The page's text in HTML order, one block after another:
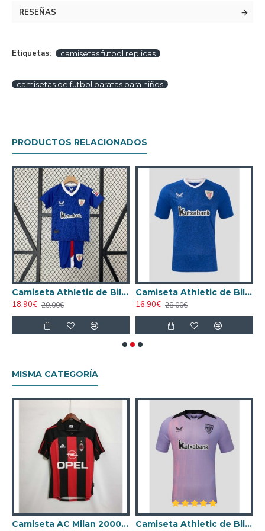
RESEÑAS
Etiquetas: camisetas futbol replicas
camisetas de futbol baratas para niños
PRODUCTOS RELACIONADOS
Camiseta Athletic de Bilbao 2024/2025 Visitante Niño Kit
18.90€ 29.00€
Camiseta Athletic de Bilbao 2024/2025 Visitante
16.90€ 28.00€
MISMA CATEGORÍA
Camiseta AC Milan 2000/2001 Local Retro
Camiseta Athletic de Bilbao 2024/2025 Alternativo